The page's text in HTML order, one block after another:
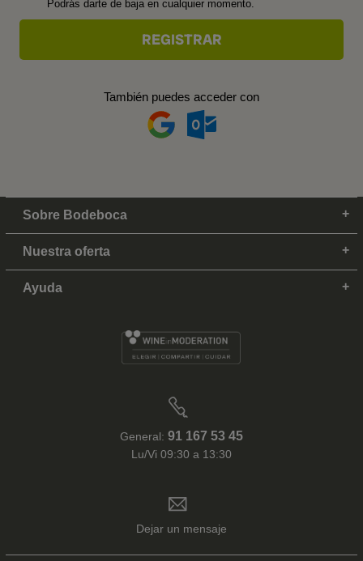
Podrás darte de baja en cualquier momento.
También puedes acceder con
Sobre Bodeboca
Nuestra oferta
Ayuda
General: 91 167 53 45
Lu/Vi 09:30 a 13:30
Dejar un mensaje